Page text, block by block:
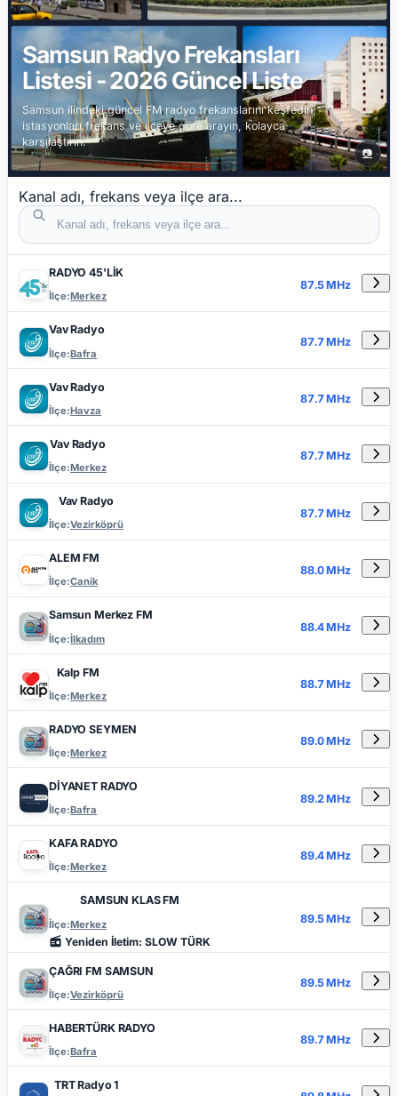
📷
Samsun Radyo Frekansları
Listesi - 2026 Güncel Liste
Samsun ilindeki güncel FM radyo frekanslarını keşfedin;
istasyonları frekans ve ilçeye göre arayın, kolayca
karşılaştırın.
Kanal adı, frekans veya ilçe ara...
RADYO ADI
RADYO 45'LİK
İlçe:Merkez
87.5 MHz
Vav Radyo
İlçe:Bafra
87.7 MHz
Vav Radyo
İlçe:Havza
87.7 MHz
Vav Radyo
İlçe:Merkez
87.7 MHz
Vav Radyo
İlçe:Vezirköprü
87.7 MHz
ALEM FM
İlçe:Canik
88.0 MHz
Samsun Merkez FM
İlçe:İlkadım
88.4 MHz
Kalp FM
İlçe:Merkez
88.7 MHz
RADYO SEYMEN
İlçe:Merkez
89.0 MHz
DİYANET RADYO
İlçe:Bafra
89.2 MHz
KAFA RADYO
İlçe:Merkez
89.4 MHz
SAMSUN KLAS FM
İlçe:Merkez
Yeniden İletim: SLOW TÜRK
89.5 MHz
ÇAĞRI FM SAMSUN
İlçe:Vezirköprü
89.5 MHz
HABERTÜRK RADYO
İlçe:Bafra
89.7 MHz
TRT Radyo 1